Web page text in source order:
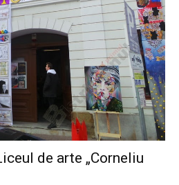
de arte „Corneliu